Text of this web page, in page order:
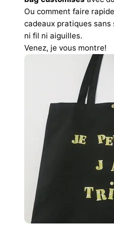
Ou comment faire
cadeaux pratiques
ni fil ni aiguilles.
Venez, je vous montre!